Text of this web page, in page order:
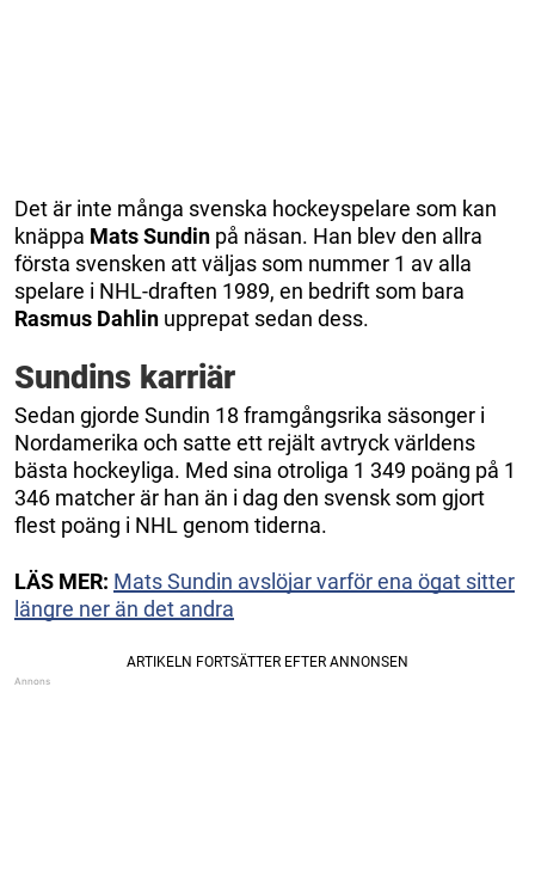
Det är inte många svenska hockeyspelare som kan
knäppa Mats Sundin på näsan. Han blev den allra
första svensken att väljas som nummer 1 av alla
spelare i NHL-draften 1989, en bedrift som bara
Rasmus Dahlin upprepat sedan dess.
Sundins karriär
Sedan gjorde Sundin 18 framgångsrika säsonger i
Nordamerika och satte ett rejält avtryck världens
bästa hockeyliga. Med sina otroliga 1 349 poäng på 1
346 matcher är han än i dag den svensk som gjort
flest poäng i NHL genom tiderna.
LÄS MER: Mats Sundin avslöjar varför ena ögat sitter
längre ner än det andra